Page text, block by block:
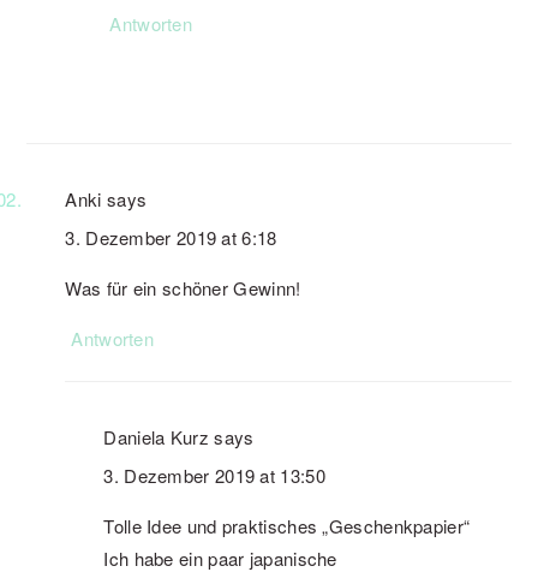
Antworten
Anki says
3. Dezember 2019 at 6:18
Was für ein schöner Gewinn!
Antworten
Daniela Kurz says
3. Dezember 2019 at 13:50
Tolle Idee und praktisches „Geschenkpapier“
Ich habe ein paar japanische